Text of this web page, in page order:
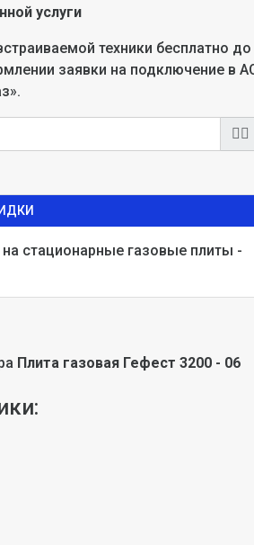
услуги
техники бесплатно до
заявки на подключение в
стационарные газовые плиты -
Плита газовая Гефест 3200 - 06